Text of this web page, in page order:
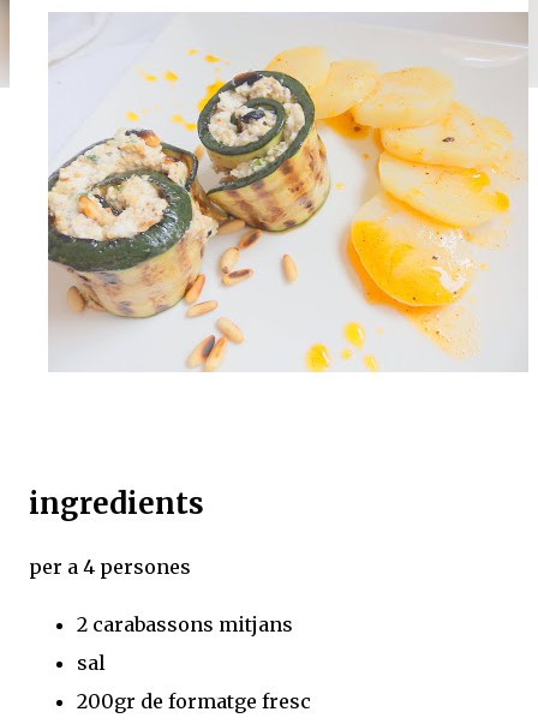
ingredients
per a 4 persones
2 carabassons mitjans
sal
200gr de formatge fresc